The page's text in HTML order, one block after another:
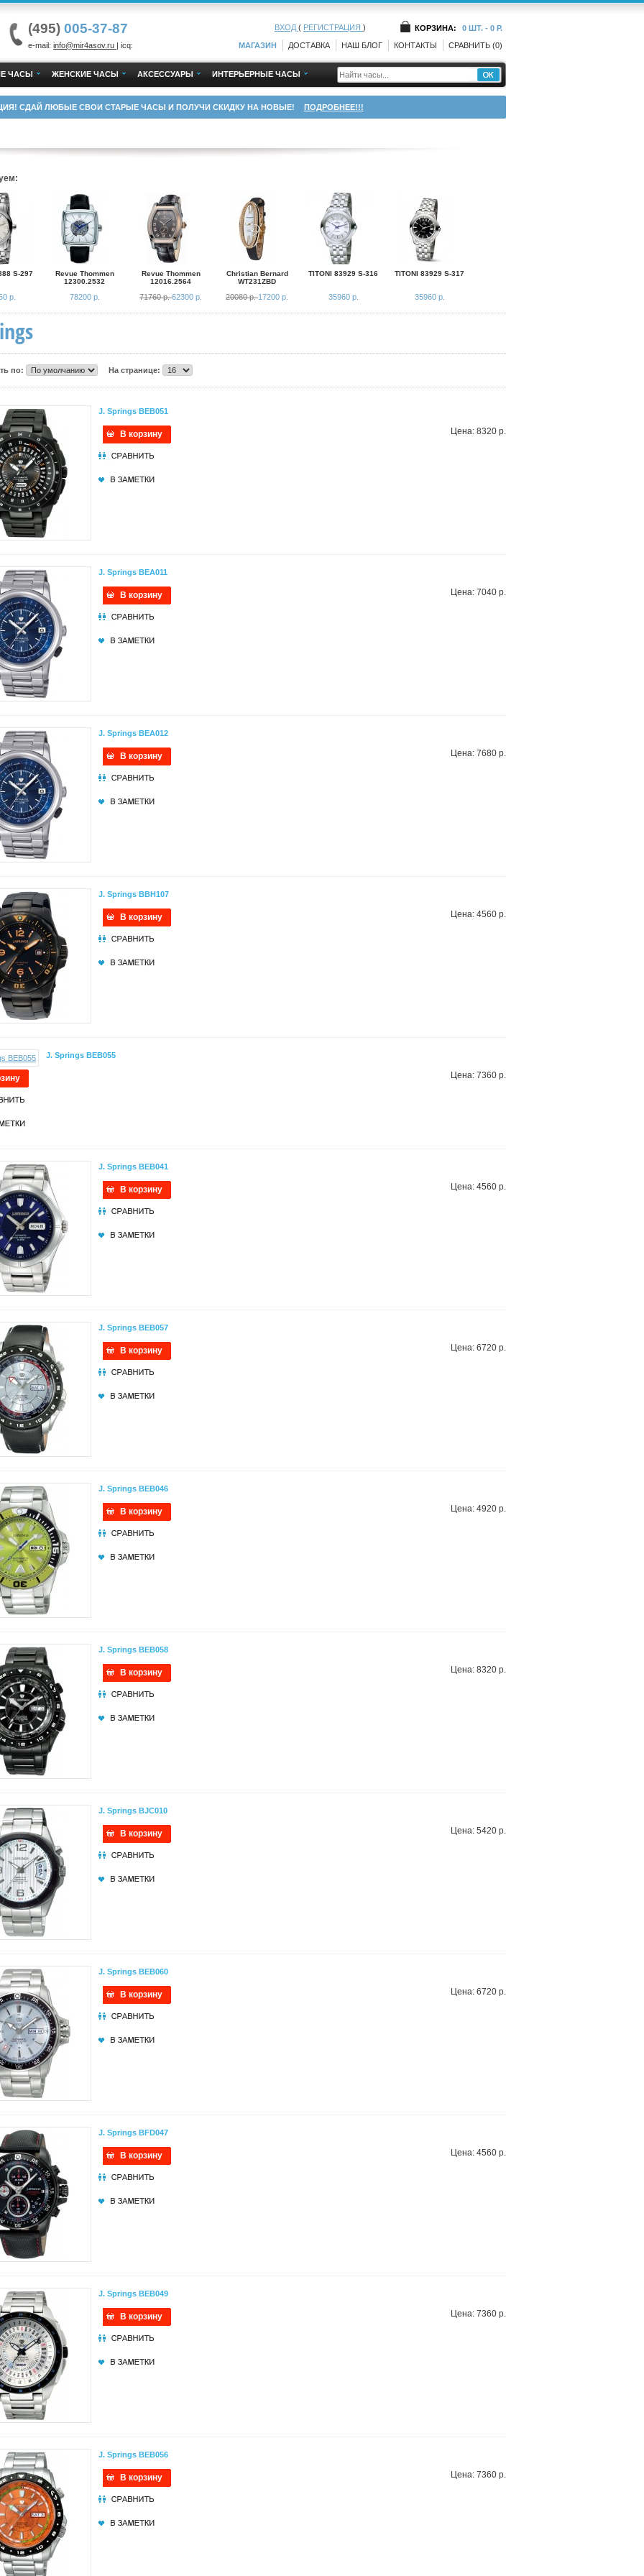
(495) 005-37-87
e-mail: info@mir4asov.ru | icq:
КОРЗИНА: 0 ШТ. - 0 Р.
ВХОД ( РЕГИСТРАЦИЯ )
МАГАЗИН ДОСТАВКА НАШ БЛОГ КОНТАКТЫ СРАВНИТЬ (0)
ЧАСЫ ЖЕНСКИЕ ЧАСЫ АКСЕССУАРЫ ИНТЕРЬЕРНЫЕ ЧАСЫ
СДАЙ ЛЮБЫЕ СВОИ СТАРЫЕ ЧАСЫ И ПОЛУЧИ СКИДКУ НА НОВЫЕ! ПОДРОБНЕЕ!!!
S-297
р.
Revue Thommen
12300.2532
78200 р.
Revue Thommen
12016.2564
71760 р.62300 р.
Christian Bernard
WT231ZBD
20080 р.17200 р.
TITONI 83929 S-316
35960 р.
TITONI 83929 S-317
35960 р.
по: На странице:
J. Springs BEB051
Цена: 8320 р.
В корзину
J. Springs BEA011
Цена: 7040 р.
В корзину
J. Springs BEA012
Цена: 7680 р.
В корзину
J. Springs BBH107
Цена: 4560 р.
В корзину
J. Springs BEB055
Цена: 7360 р.
J. Springs BEB041
Цена: 4560 р.
В корзину
J. Springs BEB057
Цена: 6720 р.
В корзину
J. Springs BEB046
Цена: 4920 р.
В корзину
J. Springs BEB058
Цена: 8320 р.
В корзину
J. Springs BJC010
Цена: 5420 р.
В корзину
J. Springs BEB060
Цена: 6720 р.
В корзину
J. Springs BFD047
Цена: 4560 р.
В корзину
J. Springs BEB049
Цена: 7360 р.
В корзину
J. Springs BEB056
Цена: 7360 р.
В корзину